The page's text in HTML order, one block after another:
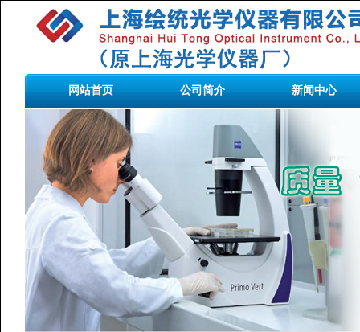
网站首页 公司简介 新闻中心